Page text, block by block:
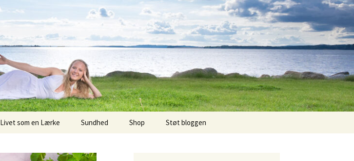
Livet som en Lærke Sundhed Shop Støt bloggen